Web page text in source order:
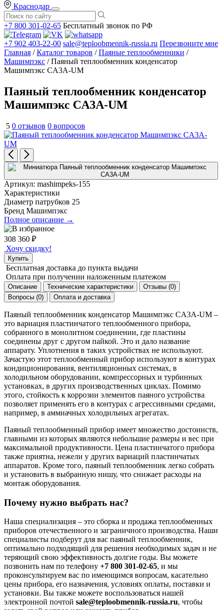
Краснодар
+7 800 301-02-65 Бесплатный звонок по РФ
+7 902 403-22-00 sale@teploobmennik-russia.ru Перезвоните мне
Главная /Каталог товаров /Паяные теплообменники /
Машимпэкс / Паяный теплообменник конденсатор
Машимпэкс CA3A-UM
Паяный теплообменник конденсатор
Машимпэкс CA3A-UM
5 0 отзывов 0 вопросов
Артикул: mashimpeks-155
Характеристики
Диаметр патрубков 25
Бренд Машимпэкс
Полное описание →
308 360 ₽
Хочу скидку!
Купить
Бесплатная доставка до пункта выдачи
Оплата при получении наложенным платежом
Описание Технические характеристики
Отзывы (0)
Вопросы (0)
Оплата и доставка
Паяный теплообменник конденсатор Машимпэкс CA3A-UM –
это вариация пластинчатого теплообменного прибора,
собранного в монолитном соединении, где пластины
соединены друг с другом пайкой. Это и дало название
аппарату. Уплотнения в таких устройствах не используют.
Зачастую этот теплообменный прибор используют в контурах
кондиционирования, вентиляционных системах, в
холодильном оборудовании, компрессорных и турбинных
установках, в других производственных циклах. Помимо
этого, стойкость к коррозии элементов паяного устройства
позволяет применять его в контурах с агрессивными средами,
например, в аммиачных холодильных агрегатах.
Паяный теплообменный прибор имеет множество достоинств,
главными из которых являются небольшие размеры и вес при
максимальной продуктивности. Цена пластинчатого прибора
также приятна, нежели у других вариаций пластинчатых
аппаратов. Кроме того, паяный теплообменник легко собрать
и установить в выбранную нишу, что снижает расходы на
монтаж оборудования.
Почему нужно выбрать нас?
Наша специализация – это сборка и продажа теплообменных
приборов отечественного и заграничного производства. Наши
специалисты подберут для вас паяный теплообменник,
оптимально подходящий для решения необходимых задач и не
теряющий свою эффективность долгие годы. Вы можете
позвонить нам по телефону +7 800 301-02-65, и мы
проконсультируем вас по имеющимся вопросам, касательно
цены прибора, его назначения, условиях оплаты, поставки и
установки. Вы также можете воспользоваться нашей
электронной почтой sale@teploobmennik-russia.ru, чтобы